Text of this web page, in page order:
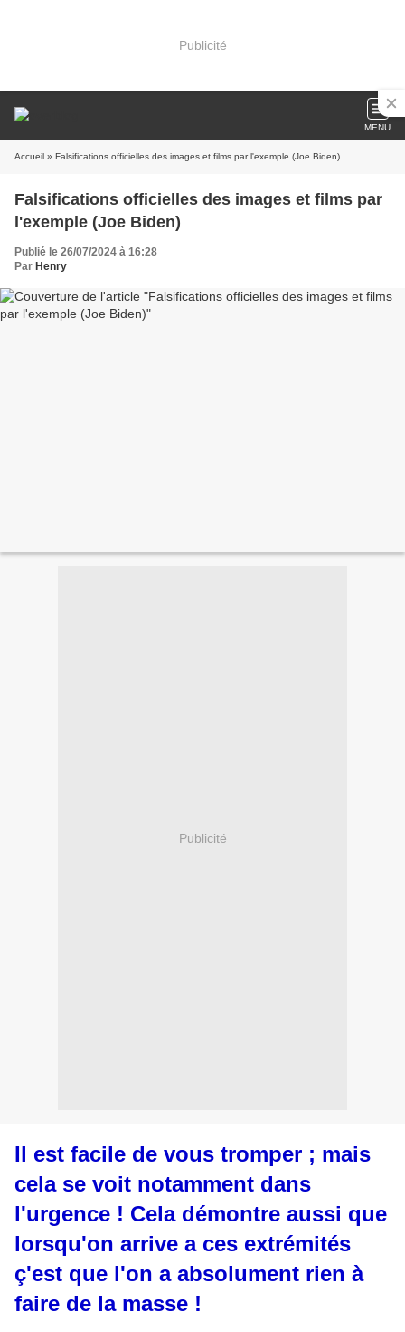
Publicité
MENU
Accueil » Falsifications officielles des images et films par l'exemple (Joe Biden)
Falsifications officielles des images et films par
l'exemple (Joe Biden)
Publié le 26/07/2024 à 16:28
Par Henry
Publicité
Il est facile de vous tromper ; mais
cela se voit notamment dans
l'urgence ! Cela démontre aussi que
lorsqu'on arrive a ces extrémités
ç'est que l'on a absolument rien à
faire de la masse !